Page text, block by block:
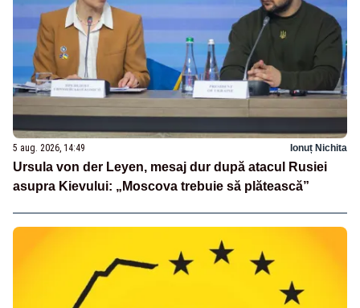
5 aug. 2026, 14:49 Ionuț Nichita
Ursula von der Leyen, mesaj dur după atacul Rusiei
asupra Kievului: „Moscova trebuie să plătească”